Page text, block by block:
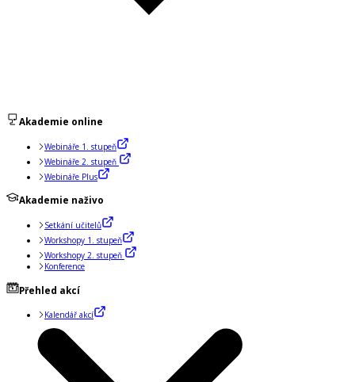
Akademie online
Webináře 1. stupeň
Webináře 2. stupeň
Webináře Plus
Akademie naživo
Setkání učitelů
Workshopy 1. stupeň
Workshopy 2. stupeň
Konference
Přehled akcí
Kalendář akcí